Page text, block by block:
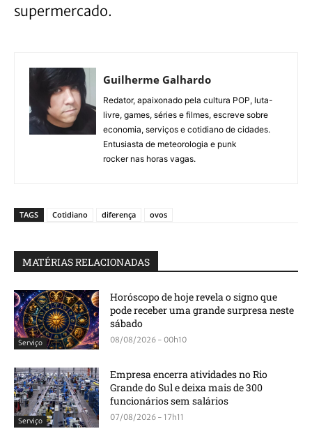
supermercado.
Guilherme Galhardo
Redator, apaixonado pela cultura POP, luta-
livre, games, séries e filmes, escreve sobre
economia, serviços e cotidiano de cidades.
Entusiasta de meteorologia e punk
rocker nas horas vagas.
TAGS Cotidiano diferença ovos
MATÉRIAS RELACIONADAS
Serviço
Horóscopo de hoje revela o signo que
pode receber uma grande surpresa neste
sábado
08/08/2026 - 00h10
Serviço
Empresa encerra atividades no Rio
Grande do Sul e deixa mais de 300
funcionários sem salários
07/08/2026 - 17h11